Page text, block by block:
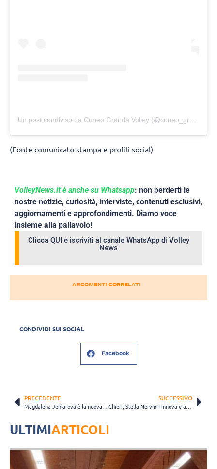
(Fonte comunicato stampa e profili social)
VolleyNews.it è anche su Whatsapp: non perderti le
nostre notizie, curiosità, interviste, contenuti esclusivi,
aggiornamenti e approfondimenti. Diamo voce
insieme alla pallavolo!
Clicca QUI e iscriviti al canale WhatsApp di Volley
News
ARGOMENTI CORRELATI
CONDIVIDI SUI SOCIAL
Facebook
PRECEDENTE SUCCESSIVO
ULTIMIARTICOLI